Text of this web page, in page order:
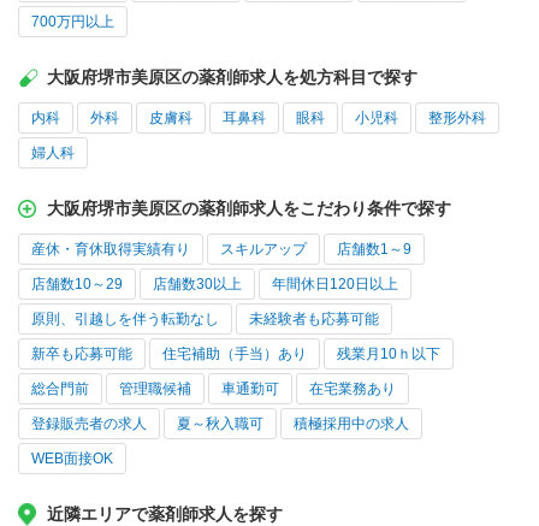
700万円以上
大阪府堺市美原区の薬剤師求人を処方科目で探す
内科 外科 皮膚科 耳鼻科 眼科 小児科 整形外科
婦人科
大阪府堺市美原区の薬剤師求人をこだわり条件で探す
産休・育休取得実績有り スキルアップ 店舗数1～9
店舗数10～29 店舗数30以上 年間休日120日以上
原則、引越しを伴う転勤なし 未経験者も応募可能
新卒も応募可能 住宅補助（手当）あり 残業月10ｈ以下
総合門前 管理職候補 車通勤可 在宅業務あり
登録販売者の求人 夏～秋入職可 積極採用中の求人
WEB面接OK
近隣エリアで薬剤師求人を探す